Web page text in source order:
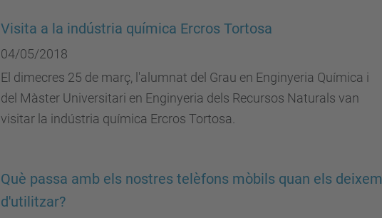
Visita a la indústria química Ercros Tortosa
04/05/2018
El dimecres 25 de març, l'alumnat del Grau en Enginyeria Química i
del Màster Universitari en Enginyeria dels Recursos Naturals van
visitar la indústria química Ercros Tortosa.
Què passa amb els nostres telèfons mòbils quan els deixem
d'utilitzar?